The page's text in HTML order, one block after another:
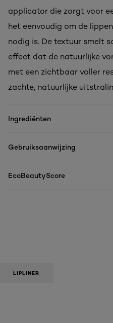
applicator die zorgt voor
het eenvoudig om de
nodig is. De textuur smelt
effect dat de natuurlijke
met een zichtbaar voller
zachte, natuurlijke
Ingrediënten
Gebruiksaanwijzing
EcoBeautyScore
LIPLINER